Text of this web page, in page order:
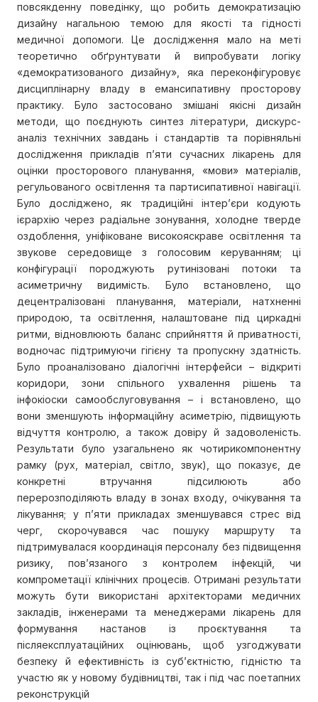
повсякденну поведінку, що робить демократизацію
дизайну нагальною темою для якості та гідності
медичної допомоги. Це дослідження мало на меті
теоретично обґрунтувати й випробувати логіку
«демократизованого дизайну», яка переконфігуровує
дисциплінарну владу в емансипативну просторову
практику. Було застосовано змішані якісні дизайн
методи, що поєднують синтез літератури, дискурс-
аналіз технічних завдань і стандартів та порівняльні
дослідження прикладів п’яти сучасних лікарень для
оцінки просторового планування, «мови» матеріалів,
регульованого освітлення та партисипативної навігації.
Було досліджено, як традиційні інтер’єри кодують
ієрархію через радіальне зонування, холодне тверде
оздоблення, уніфіковане високояскраве освітлення та
звукове середовище з голосовим керуванням; ці
конфігурації породжують рутинізовані потоки та
асиметричну видимість. Було встановлено, що
децентралізовані планування, матеріали, натхненні
природою, та освітлення, налаштоване під циркадні
ритми, відновлюють баланс сприйняття й приватності,
водночас підтримуючи гігієну та пропускну здатність.
Було проаналізовано діалогічні інтерфейси – відкриті
коридори, зони спільного ухвалення рішень та
інфокіоски самообслуговування – і встановлено, що
вони зменшують інформаційну асиметрію, підвищують
відчуття контролю, а також довіру й задоволеність.
Результати було узагальнено як чотирикомпонентну
рамку (рух, матеріал, світло, звук), що показує, де
конкретні втручання підсилюють або
перерозподіляють владу в зонах входу, очікування та
лікування; у п’яти прикладах зменшувався стрес від
черг, скорочувався час пошуку маршруту та
підтримувалася координація персоналу без підвищення
ризику, пов’язаного з контролем інфекцій, чи
компрометації клінічних процесів. Отримані результати
можуть бути використані архітекторами медичних
закладів, інженерами та менеджерами лікарень для
формування настанов із проєктування та
післяексплуатаційних оцінювань, щоб узгоджувати
безпеку й ефективність із суб’єктністю, гідністю та
участю як у новому будівництві, так і під час поетапних
реконструкцій